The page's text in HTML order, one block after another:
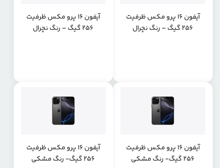
آیفون 16 پرو مکس ظرفیت
256 گیگ – رنگ نچرال
آیفون 16 پرو مکس ظرفیت
256 گیگ – رنگ نچرال
آیفون 16 پرو مکس ظرفیت
256 گیگ- رنگ مشکی
آیفون 16 پرو مکس ظرفیت
256 گیگ- رنگ مشکی